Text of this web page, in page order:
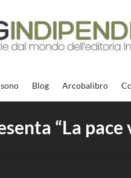
Blog Arcobalibro
“La